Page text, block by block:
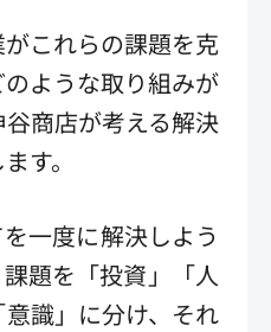
これらの課題を克
ような取り組みが
商店が考える解決
す。
一度に解決しよう
題を「投資」「人
識」に分け、それ